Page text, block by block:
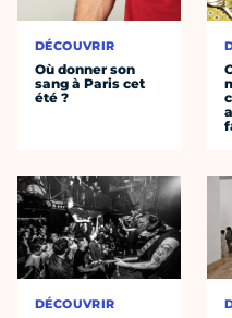
DÉCOUVRIR
Où donner son
sang à Paris cet
été ?
DÉCOUVRIR